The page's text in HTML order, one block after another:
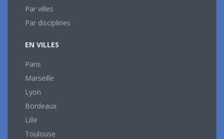
Par villes
Par disciplines
EN VILLES
Paris
Marseille
Lyon
Bordeaux
Lille
Toulouse